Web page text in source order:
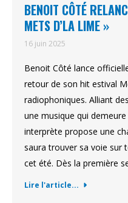
BENOIT CÔTÉ
METS D’LA LIME »
16 juin 2025
Benoit Côté lance
retour de son hit estival
radiophoniques. Alliant
une musique qui
interprète propose une
saura trouver sa voie sur
cet été. Dès la première
Lire l'article...